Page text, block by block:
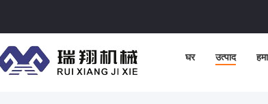
घर उत्पाद